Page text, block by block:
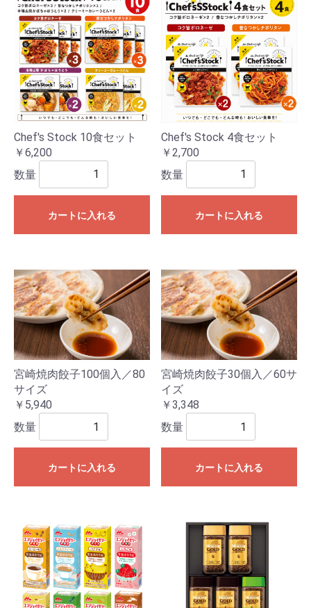
Chef's Stock 10食セット
￥6,200
数量
カートに入れる
Chef's Stock 4食セット
￥2,700
数量
カートに入れる
宮崎焼肉餃子100個入／80
サイズ
￥5,940
数量
カートに入れる
宮崎焼肉餃子30個入／60サ
イズ
￥3,348
数量
カートに入れる